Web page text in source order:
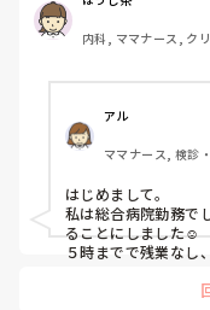
気持ちがあります。
・転職する 内科, ママナース, ク
アル
ママナース, 検診
はじめまして。
私は総合病院勤務で
ることにしました☺️
５時までで残業なし